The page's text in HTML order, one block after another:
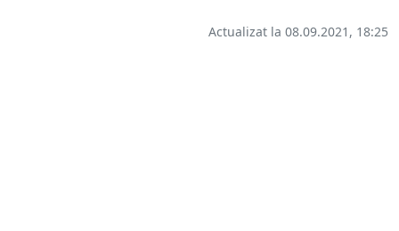
Actualizat la 08.09.2021, 18:25